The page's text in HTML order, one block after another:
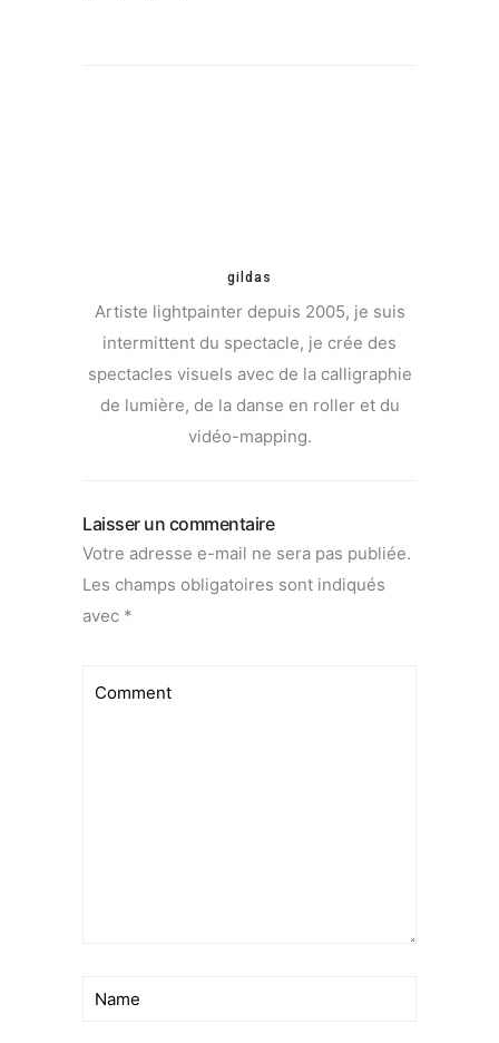
gildas
Artiste lightpainter depuis 2005, je suis
intermittent du spectacle, je crée des
spectacles visuels avec de la calligraphie
de lumière, de la danse en roller et du
vidéo-mapping.
Laisser un commentaire
Votre adresse e-mail ne sera pas publiée.
Les champs obligatoires sont indiqués
avec *